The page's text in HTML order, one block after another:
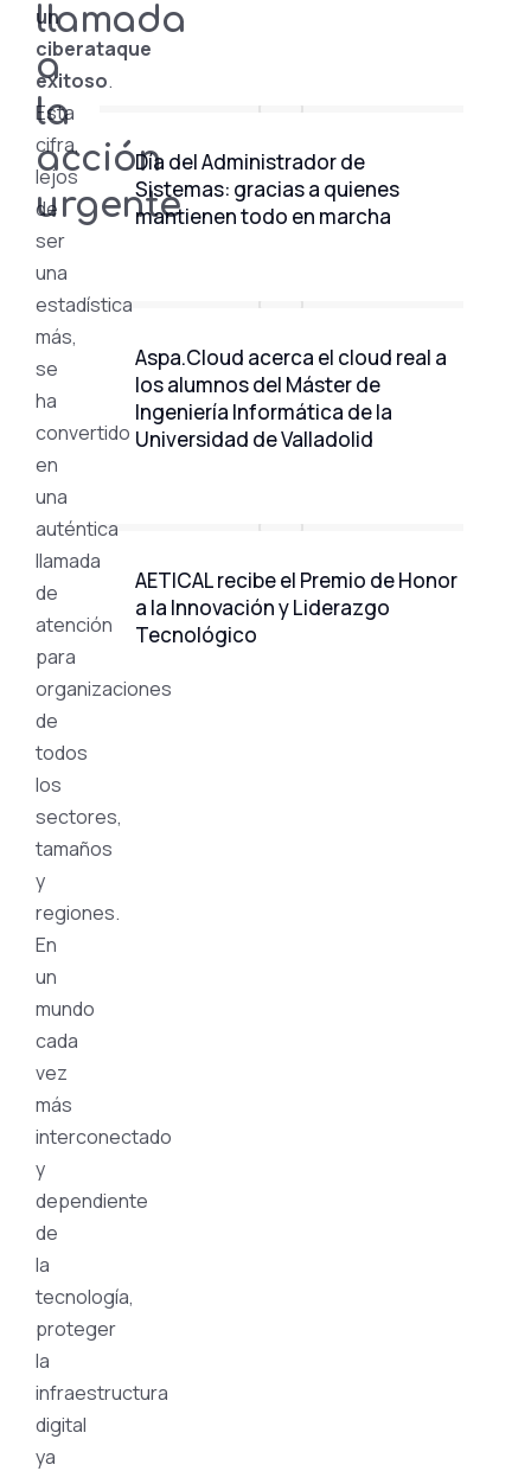
llamada
a
la
acción
urgente
un
ciberataque
exitoso.
Esta
cifra,
lejos
de
ser
una
estadística
más,
se
ha
convertido
en
una
auténtica
llamada
de
atención
para
organizaciones
de
todos
los
sectores,
tamaños
y
regiones.
En
un
mundo
cada
vez
más
interconectado
y
dependiente
de
la
tecnología,
proteger
la
infraestructura
digital
ya
Día del Administrador de
Sistemas: gracias a quienes
mantienen todo en marcha
Aspa.Cloud acerca el cloud real a
los alumnos del Máster de
Ingeniería Informática de la
Universidad de Valladolid
AETICAL recibe el Premio de Honor
a la Innovación y Liderazgo
Tecnológico